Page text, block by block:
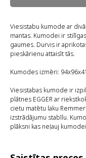
Viesistabu kumode ar
mantas. Kumodei ir
gaumes. Durvis ir
pieskārienu attaisīt tās.
Kumodes izmēri:
Viesistabas kumode ir
plātnes EGGER ar
cietu matētu laku
izstrādājumu stabīlu.
plāksni kas neļauj